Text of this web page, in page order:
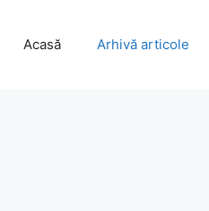
Acasă Arhivă articole